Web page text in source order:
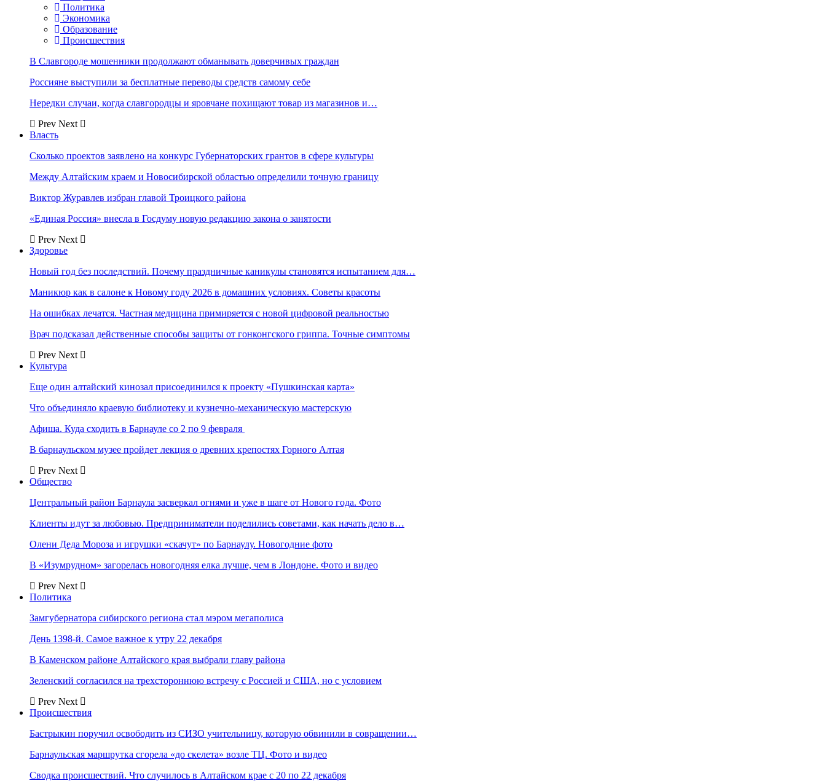
Политика
Экономика
Образование
Происшествия
В Славгороде мошенники продолжают обманывать доверчивых граждан
Россияне выступили за бесплатные переводы средств самому себе
Нередки случаи, когда славгородцы и яровчане похищают товар из магазинов и…
Prev Next
Власть
Сколько проектов заявлено на конкурс Губернаторских грантов в сфере культуры
Между Алтайским краем и Новосибирской областью определили точную границу
Виктор Журавлев избран главой Троицкого района
«Единая Россия» внесла в Госдуму новую редакцию закона о занятости
Prev Next
Здоровье
Новый год без последствий. Почему праздничные каникулы становятся испытанием для…
Маникюр как в салоне к Новому году 2026 в домашних условиях. Советы красоты
На ошибках лечатся. Частная медицина примиряется с новой цифровой реальностью
Врач подсказал действенные способы защиты от гонконгского гриппа. Точные симптомы
Prev Next
Культура
Еще один алтайский кинозал присоединился к проекту «Пушкинская карта»
Что объединяло краевую библиотеку и кузнечно-механическую мастерскую
Афиша. Куда сходить в Барнауле со 2 по 9 февраля
В барнаульском музее пройдет лекция о древних крепостях Горного Алтая
Prev Next
Общество
Центральный район Барнаула засверкал огнями и уже в шаге от Нового года. Фото
Клиенты идут за любовью. Предприниматели поделились советами, как начать дело в…
Олени Деда Мороза и игрушки «скачут» по Барнаулу. Новогодние фото
В «Изумрудном» загорелась новогодняя елка лучше, чем в Лондоне. Фото и видео
Prev Next
Политика
Замгубернатора сибирского региона стал мэром мегаполиса
День 1398-й. Самое важное к утру 22 декабря
В Каменском районе Алтайского края выбрали главу района
Зеленский согласился на трехстороннюю встречу с Россией и США, но с условием
Prev Next
Происшествия
Бастрыкин поручил освободить из СИЗО учительницу, которую обвинили в совращении…
Барнаульская маршрутка сгорела «до скелета» возле ТЦ. Фото и видео
Сводка происшествий. Что случилось в Алтайском крае с 20 по 22 декабря